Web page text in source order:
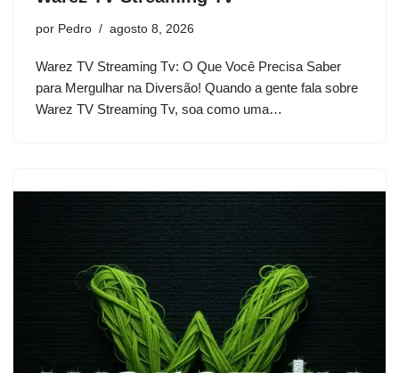
por Pedro agosto 8, 2026
Warez TV Streaming Tv: O Que Você Precisa Saber
para Mergulhar na Diversão! Quando a gente fala sobre
Warez TV Streaming Tv, soa como uma…